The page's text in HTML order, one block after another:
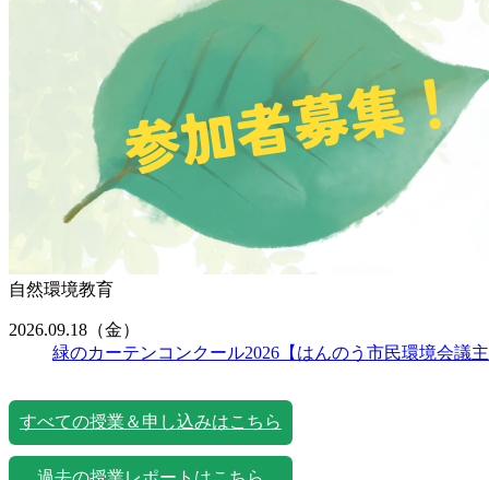
自然環境教育
2026.09.18 （金）
緑のカーテンコンクール2026【はんのう市民環境会議
すべての授業＆申し込みはこちら